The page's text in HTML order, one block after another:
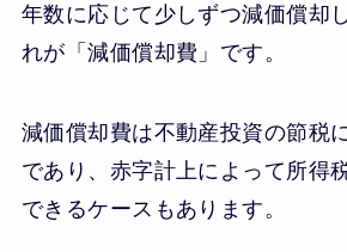
年数に応じて少しずつ減価償却
れが「減価償却費」です。
減価償却費は不動産投資の節税
であり、赤字計上によって所得
できるケースもあります。